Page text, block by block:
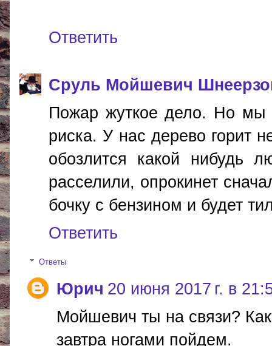
Ответить
Сруль Мойшевич
Пожар жуткое дело. Но мы
риска. У нас дерево горит
обозлится какой нибудь
расселили, опрокинет
бочку с бензином и будет
Ответить
Ответы
Юрич 20 июня 2017 г. в
Мойшевич ты на связи?
завтра ногами пойдем.